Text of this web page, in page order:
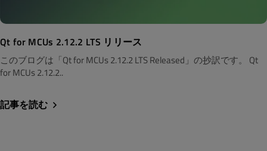
Qt for MCUs 2.12.2 LTS リリース
このブログは「Qt for MCUs 2.12.2 LTS Released」の抄訳です。 Qt
for MCUs 2.12.2..
記事を読む